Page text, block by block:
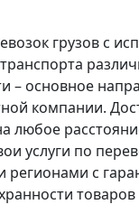
грузов с
– основное
компании.
любое
услуги по
регионами с
товаров